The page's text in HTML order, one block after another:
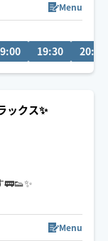
Menu
19:30 20:00
ックス✨
Menu